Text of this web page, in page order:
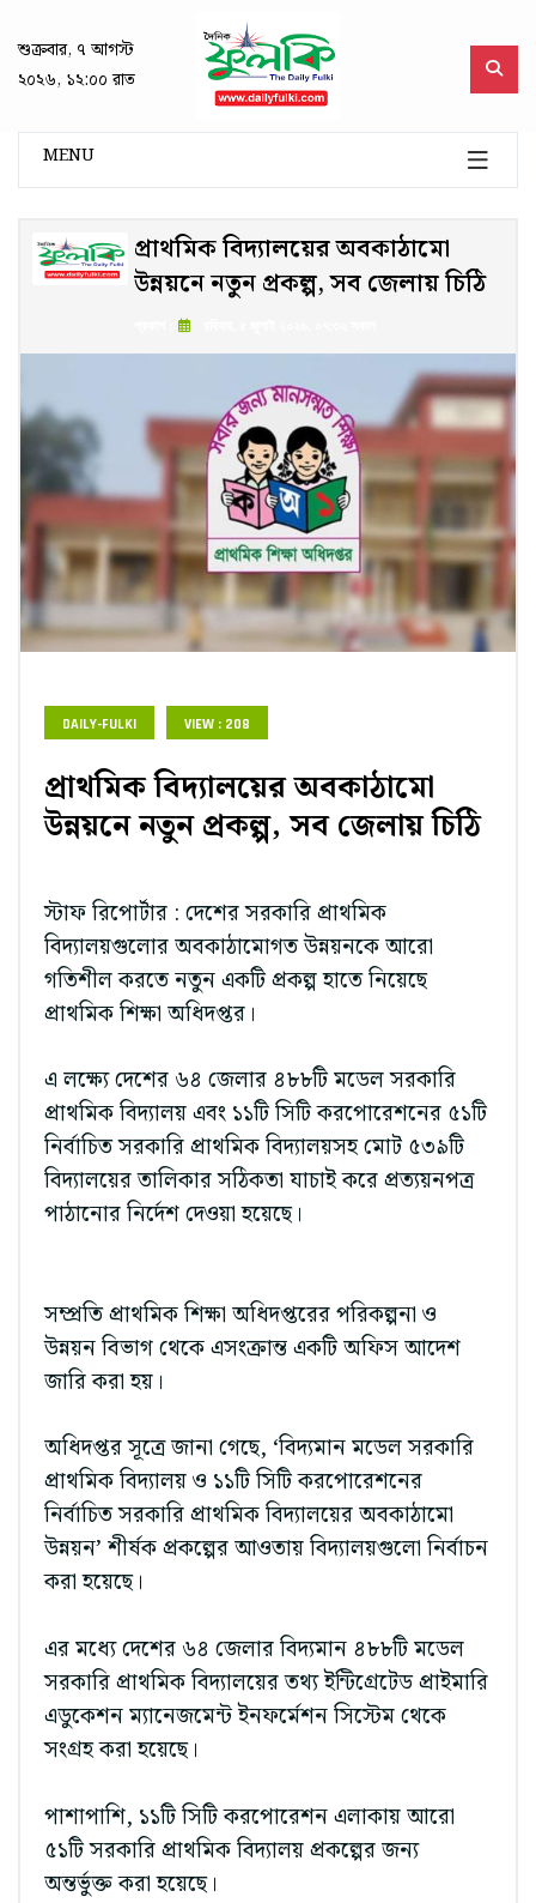
শুক্রবার, ৭ আগস্ট
২০২৬, ১২:০০ রাত
MENU
প্রাথমিক বিদ্যালয়ের অবকাঠামো
উন্নয়নে নতুন প্রকল্প, সব জেলায় চিঠি
DAILY-FULKI VIEW : 208
প্রাথমিক বিদ্যালয়ের অবকাঠামো
উন্নয়নে নতুন প্রকল্প, সব জেলায় চিঠি
স্টাফ রিপোর্টার : দেশের সরকারি প্রাথমিক
বিদ্যালয়গুলোর অবকাঠামোগত উন্নয়নকে আরো
গতিশীল করতে নতুন একটি প্রকল্প হাতে নিয়েছে
প্রাথমিক শিক্ষা অধিদপ্তর।
এ লক্ষ্যে দেশের ৬৪ জেলার ৪৮৮টি মডেল সরকারি
প্রাথমিক বিদ্যালয় এবং ১১টি সিটি করপোরেশনের ৫১টি
নির্বাচিত সরকারি প্রাথমিক বিদ্যালয়সহ মোট ৫৩৯টি
বিদ্যালয়ের তালিকার সঠিকতা যাচাই করে প্রত্যয়নপত্র
পাঠানোর নির্দেশ দেওয়া হয়েছে।
সম্প্রতি প্রাথমিক শিক্ষা অধিদপ্তরের পরিকল্পনা ও
উন্নয়ন বিভাগ থেকে এসংক্রান্ত একটি অফিস আদেশ
জারি করা হয়।
অধিদপ্তর সূত্রে জানা গেছে, ‘বিদ্যমান মডেল সরকারি
প্রাথমিক বিদ্যালয় ও ১১টি সিটি করপোরেশনের
নির্বাচিত সরকারি প্রাথমিক বিদ্যালয়ের অবকাঠামো
উন্নয়ন’ শীর্ষক প্রকল্পের আওতায় বিদ্যালয়গুলো নির্বাচন
করা হয়েছে।
এর মধ্যে দেশের ৬৪ জেলার বিদ্যমান ৪৮৮টি মডেল
সরকারি প্রাথমিক বিদ্যালয়ের তথ্য ইন্টিগ্রেটেড প্রাইমারি
এডুকেশন ম্যানেজমেন্ট ইনফর্মেশন সিস্টেম থেকে
সংগ্রহ করা হয়েছে।
পাশাপাশি, ১১টি সিটি করপোরেশন এলাকায় আরো
৫১টি সরকারি প্রাথমিক বিদ্যালয় প্রকল্পের জন্য
অন্তর্ভুক্ত করা হয়েছে।